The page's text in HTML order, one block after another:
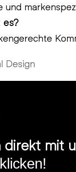
und
Design
direkt mit